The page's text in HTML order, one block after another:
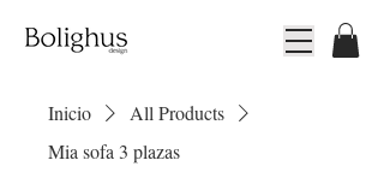
Inicio
All Products
Mia sofa 3 plazas